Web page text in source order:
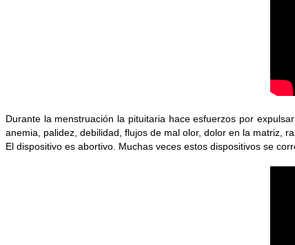
Durante la menstruación la pituitaria hace esfuerzos por
anemia, palidez, debilidad, flujos de mal olor, dolor en la matriz,
El dispositivo es abortivo. Muchas veces estos dispositivos se